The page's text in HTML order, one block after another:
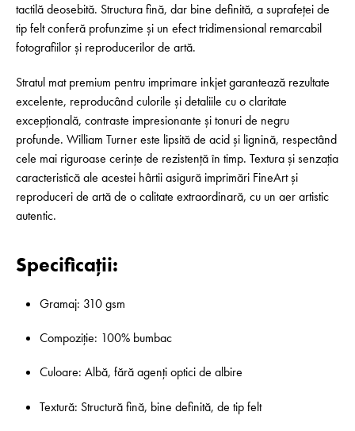
tactilă deosebită. Structura fină, dar bine definită, a suprafeței de
tip felt conferă profunzime și un efect tridimensional remarcabil
fotografiilor și reproducerilor de artă.
Stratul mat premium pentru imprimare inkjet garantează rezultate
excelente, reproducând culorile și detaliile cu o claritate
excepțională, contraste impresionante și tonuri de negru
profunde. William Turner este lipsită de acid și lignină, respectând
cele mai riguroase cerințe de rezistență în timp. Textura și senzația
caracteristică ale acestei hârtii asigură imprimări FineArt și
reproduceri de artă de o calitate extraordinară, cu un aer artistic
autentic.
Specificații:
Gramaj: 310 gsm
Compoziție: 100% bumbac
Culoare: Albă, fără agenți optici de albire
Textură: Structură fină, bine definită, de tip felt